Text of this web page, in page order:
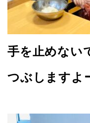
手を止めない
つぶしますよ